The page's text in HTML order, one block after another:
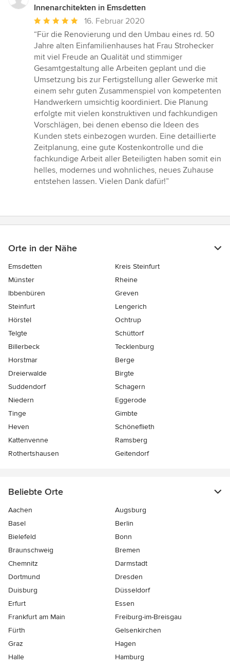
Innenarchitekten in Emsdetten
Durchschnittliche
Bewertung:
5
von
5
Sternen
16. Februar 2020
“Für die Renovierung und den Umbau eines rd. 50
Jahre alten Einfamilienhauses hat Frau Strohecker
mit viel Freude an Qualität und stimmiger
Gesamtgestaltung alle Arbeiten geplant und die
Umsetzung bis zur Fertigstellung aller Gewerke mit
einem sehr guten Zusammenspiel von kompetenten
Handwerkern umsichtig koordiniert. Die Planung
erfolgte mit vielen konstruktiven und fachkundigen
Vorschlägen, bei denen ebenso die Ideen des
Kunden stets einbezogen wurden. Eine detaillierte
Zeitplanung, eine gute Kostenkontrolle und die
fachkundige Arbeit aller Beteiligten haben somit ein
helles, modernes und wohnliches, neues Zuhause
entstehen lassen. Vielen Dank dafür!”
Orte in der Nähe
Emsdetten
Kreis Steinfurt
Münster
Rheine
Ibbenbüren
Greven
Steinfurt
Lengerich
Hörstel
Ochtrup
Telgte
Schüttorf
Billerbeck
Tecklenburg
Horstmar
Berge
Dreierwalde
Birgte
Suddendorf
Schagern
Niedern
Eggerode
Tinge
Gimbte
Heven
Schöneflieth
Kattenvenne
Ramsberg
Rothertshausen
Geitendorf
Beliebte Orte
Aachen
Augsburg
Basel
Berlin
Bielefeld
Bonn
Braunschweig
Bremen
Chemnitz
Darmstadt
Dortmund
Dresden
Duisburg
Düsseldorf
Erfurt
Essen
Frankfurt am Main
Freiburg-im-Breisgau
Fürth
Gelsenkirchen
Graz
Hagen
Halle
Hamburg